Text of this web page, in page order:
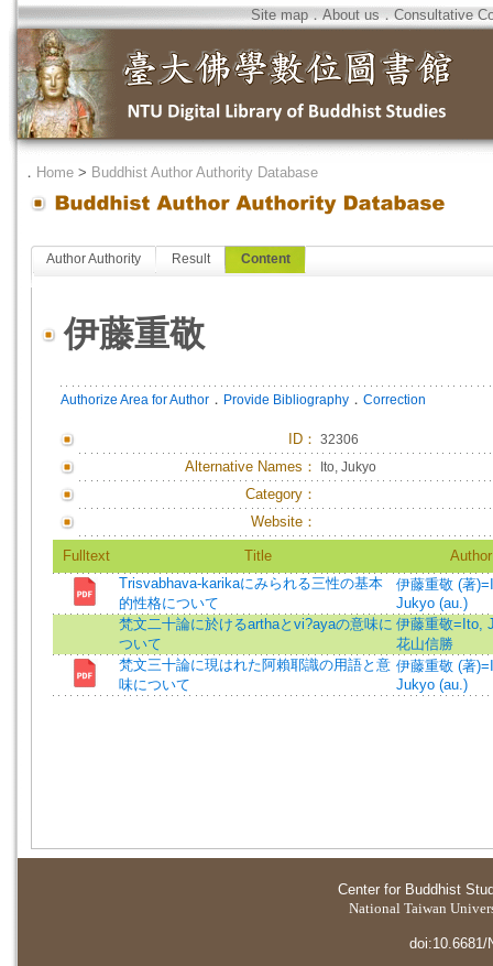
Site map．About us．Consultative
． Home > Buddhist Author Authority Database
Author Authority Result Content
伊藤重敬
Authorize Area for Author ． Provide Bibliography ． Correction
ID ： 32306
Alternative Names： Ito, Jukyo
Category：
Website：
Fulltext Title
Author
Trisvabhava-karikaにみられる三性の基本
的性格について
伊藤重敬 (著
Jukyo (au.)
梵文二十論に於けるarthaとvi?ayaの意味に
ついて
伊藤重敬=Ito,
花山信勝
梵文三十論に現はれた阿賴耶識の用語と意
味について
伊藤重敬 (著
Jukyo (au.)
Center for Buddhist
National Taiwan
doi:10.6681/